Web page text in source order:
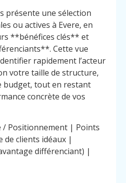
présente une sélection
ou actives à Evere, en
**bénéfices clés** et
Cette vue
rapidement l’acteur
votre taille de structure,
budget, tout en restant
concrète de vos
/ Positionnement | Points
clients idéaux |
différenciant) |